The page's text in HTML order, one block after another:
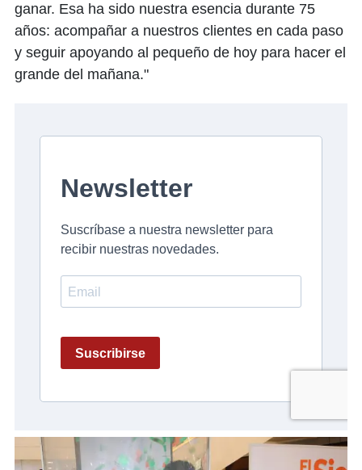
ganar. Esa ha sido nuestra esencia durante 75
años: acompañar a nuestros clientes en cada paso
y seguir apoyando al pequeño de hoy para hacer el
grande del mañana."